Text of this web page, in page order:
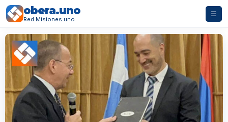
obera.uno
Red Misiones.uno
☰